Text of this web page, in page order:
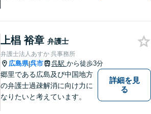
し、高度な問題にも対応いた
します。まずはご相談を！
上椙 裕章 弁護士
弁護士法人あすか 呉事務所
広島県|呉市 呉駅 から徒歩3分
郷里である広島及び中国地方
の弁護士過疎解消に向け力に
なりたいと考えています。
詳細を見
る